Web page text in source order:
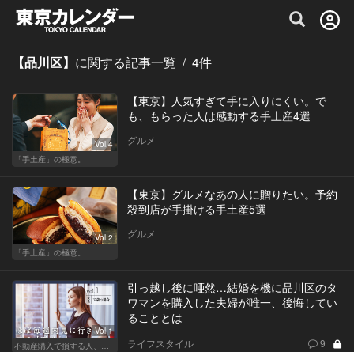
グルメ情報・プレミアムレストラン予約
【品川区】 に関する記事一覧 / 4件
Vol.4
「手土産」の極意。
【東京】人気すぎて手に入りにくい。で
も、もらった人は感動する手土産4選
グルメ
Vol.2
「手土産」の極意。
【東京】グルメなあの人に贈りたい。予約
殺到店が手掛ける手土産5選
グルメ
Vol.1
不動産購入で損する人、得する人
引っ越し後に唖然…結婚を機に品川区のタ
ワマンを購入した夫婦が唯一、後悔してい
ることとは
ライフスタイル 9